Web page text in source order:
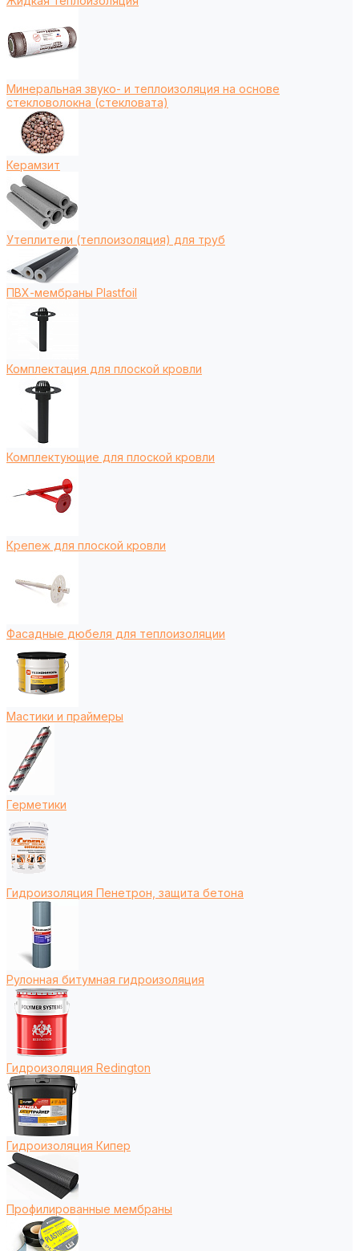
Минеральная звуко- и теплоизоляция на основе
стекловолокна (стекловата)
Керамзит
Утеплители (теплоизоляция) для труб
ПВХ-мембраны Plastfoil
Комплектация для плоской кровли
Комплектующие для плоской кровли
Крепеж для плоской кровли
Фасадные дюбеля для теплоизоляции
Мастики и праймеры
Герметики
Гидроизоляция Пенетрон, защита бетона
Рулонная битумная гидроизоляция
Гидроизоляция Redington
Гидроизоляция Кипер
Профилированные мембраны